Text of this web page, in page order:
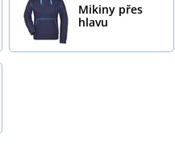
Mikiny přes
hlavu